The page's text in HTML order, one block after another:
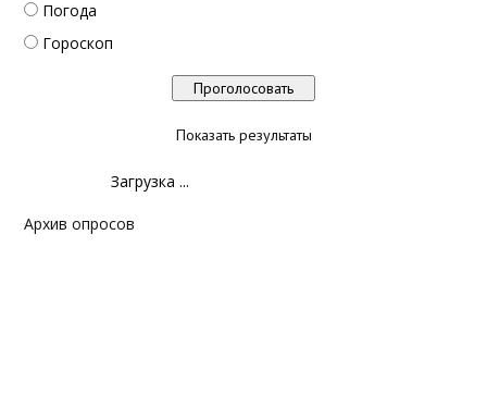
Погода
Гороскоп
Показать результаты
Загрузка ...
Архив опросов